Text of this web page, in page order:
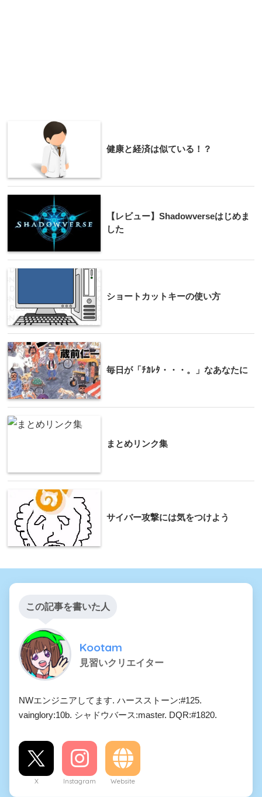
健康と経済は似ている！？
【レビュー】Shadowverseはじめま
した
ショートカットキーの使い方
毎日が「ﾁｶﾚﾀ・・・。」なあなたに
まとめリンク集
サイバー攻撃には気をつけよう
この記事を書いた人
Kootam
見習いクリエイター
NWエンジニアしてます. ハースストーン:#125.
vainglory:10b. シャドウバース:master. DQR:#1820.
X Instagram Website